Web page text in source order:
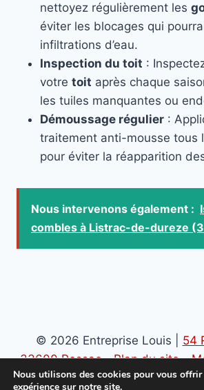
nettoyez régulièrement les
éviter les blocages qui
infiltrations d’eau.
Inspection du toit :
votre toit après chaque
les tuiles manquantes ou
Démoussage régulier :
traitement anti-mousse tous
pour éviter la réapparition
Nous intervenons également :
combles à Listrac-de-dureze
© 2026 Entreprise Louis | 54
33600 Pessac-Plan du site-
-Politique de
Nous utilisons des cookies pour vous
expérience sur notre site.